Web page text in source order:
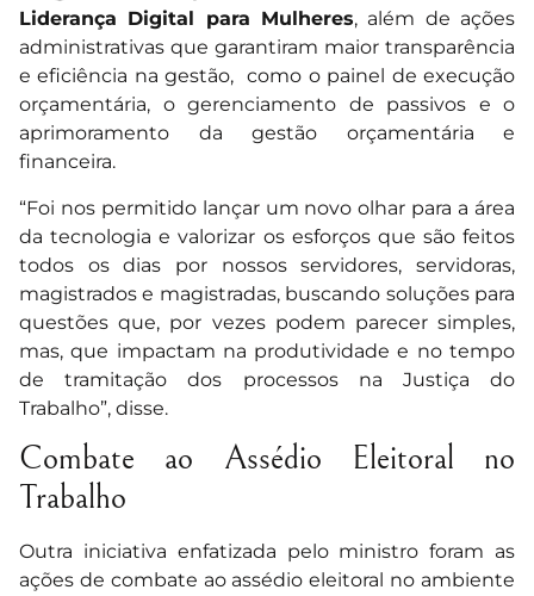
Liderança Digital para Mulheres, além de ações
administrativas que garantiram maior transparência
e eficiência na gestão, como o painel de execução
orçamentária, o gerenciamento de passivos e o
aprimoramento da gestão orçamentária e
financeira.
“Foi nos permitido lançar um novo olhar para a área
da tecnologia e valorizar os esforços que são feitos
todos os dias por nossos servidores, servidoras,
magistrados e magistradas, buscando soluções para
questões que, por vezes podem parecer simples,
mas, que impactam na produtividade e no tempo
de tramitação dos processos na Justiça do
Trabalho”, disse.
Combate ao Assédio Eleitoral no
Trabalho
Outra iniciativa enfatizada pelo ministro foram as
ações de combate ao assédio eleitoral no ambiente